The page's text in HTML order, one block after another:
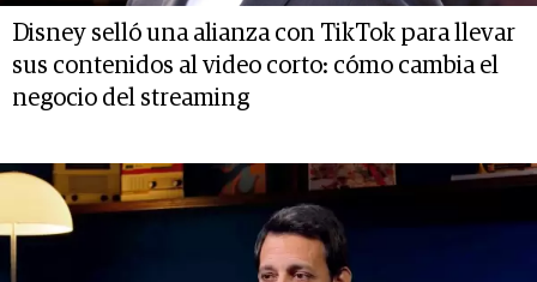
Disney selló una alianza con TikTok para llevar
sus contenidos al video corto: cómo cambia el
negocio del streaming